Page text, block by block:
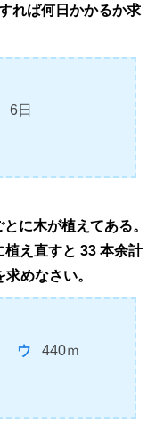
れば何日かかるか求
6日
に木が植えてある。
え直すと 33 本余計
めなさい。
440ｍ